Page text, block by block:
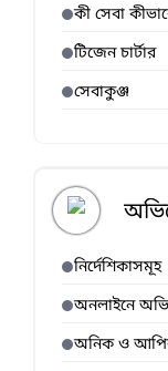
কী সেবা
টিজেন চার্টার
সেবাকুঞ্জ
নির্দেশিকাসমূহ
অনলাইনে
অনিক ও